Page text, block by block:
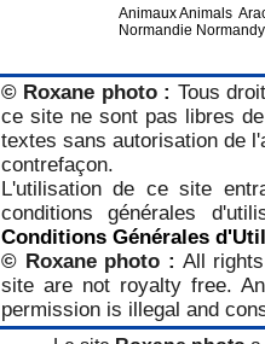
Animaux Animals
Normandie Normandy
© Roxane photo : Tous
ce site ne sont pas libres
textes sans autorisation de
contrefaçon.
L'utilisation de ce site
conditions générales
Conditions Générales
© Roxane photo : All
site are not royalty free.
permission is illegal and